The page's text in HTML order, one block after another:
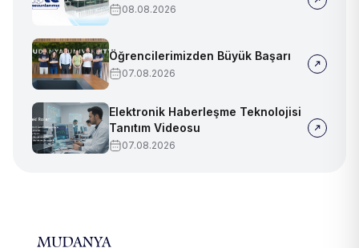
08.08.2026
Öğrencilerimizden Büyük Başarı
07.08.2026
Elektronik Haberleşme Teknolojisi
Tanıtım Videosu
07.08.2026